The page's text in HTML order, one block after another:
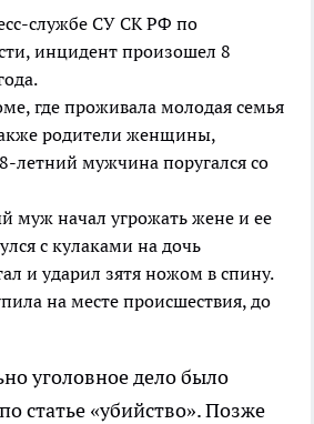
службе СУ СК РФ по
инцидент произошел 8
где проживала молодая семья
родители женщины,
летний мужчина поругался со
муж начал угрожать жене и ее
с кулаками на дочь
и ударил зятя ножом в спину.
на месте происшествия, до
уголовное дело было
статье «убийство». Позже